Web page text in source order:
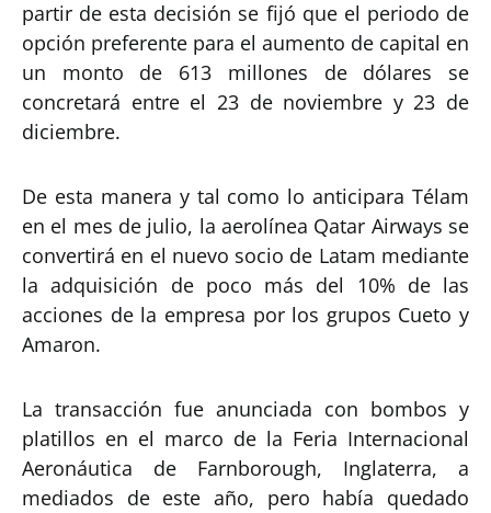
partir de esta decisión se fijó que el periodo de
opción preferente para el aumento de capital en
un monto de 613 millones de dólares se
concretará entre el 23 de noviembre y 23 de
diciembre.
De esta manera y tal como lo anticipara Télam
en el mes de julio, la aerolínea Qatar Airways se
convertirá en el nuevo socio de Latam mediante
la adquisición de poco más del 10% de las
acciones de la empresa por los grupos Cueto y
Amaron.
La transacción fue anunciada con bombos y
platillos en el marco de la Feria Internacional
Aeronáutica de Farnborough, Inglaterra, a
mediados de este año, pero había quedado